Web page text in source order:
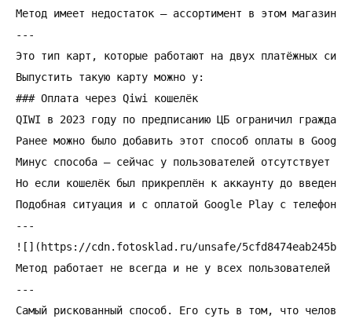
Метод имеет недостаток — ассортимент в этом
---
Это тип карт, которые работают на двух платёжных
Выпустить такую карту можно у:
### Оплата через Qiwi кошелёк
QIWI в 2023 году по предписанию ЦБ ограничил
Ранее можно было добавить этот способ оплаты в
Минус способа — сейчас у пользователей отсутствует
Но если кошелёк был прикреплён к аккаунту до
Подобная ситуация и с оплатой Google Play с
---
![](https://cdn.fotosklad.ru/unsafe/
Метод работает не всегда и не у всех пользователей —
---
Самый рискованный способ. Его суть в том, что